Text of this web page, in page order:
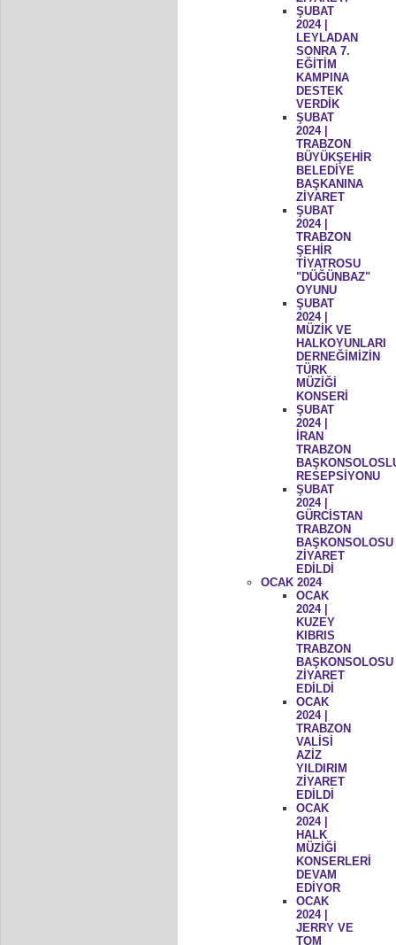
ŞUBAT
2024 |
LEYLADAN
SONRA 7.
EĞİTİM
KAMPINA
DESTEK
VERDİK
ŞUBAT
2024 |
TRABZON
BÜYÜKŞEHİR
BELEDİYE
BAŞKANINA
ZİYARET
ŞUBAT
2024 |
TRABZON
ŞEHİR
TİYATROSU
"DÜĞÜNBAZ"
OYUNU
ŞUBAT
2024 |
MÜZİK VE
HALKOYUNLARI
DERNEĞİMİZİN
TÜRK
MÜZİĞİ
KONSERİ
ŞUBAT
2024 |
İRAN
TRABZON
RESEPSİYONU
ŞUBAT
2024 |
GÜRCİSTAN
TRABZON
BAŞKONSOLOSU
ZİYARET
EDİLDİ
OCAK 2024
OCAK
2024 |
KUZEY
KIBRIS
TRABZON
BAŞKONSOLOSU
ZİYARET
EDİLDİ
OCAK
2024 |
TRABZON
VALİSİ
AZİZ
YILDIRIM
ZİYARET
EDİLDİ
OCAK
2024 |
HALK
MÜZİĞİ
KONSERLERİ
DEVAM
EDİYOR
OCAK
2024 |
JERRY VE
TOM